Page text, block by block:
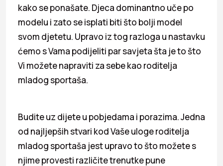
kako se ponašate. Djeca dominantno uče po
modelu i zato se isplati biti što bolji model
svom djetetu. Upravo iz tog razloga u nastavku
ćemo s Vama podijeliti par savjeta šta je to što
Vi možete napraviti za sebe kao roditelja
mladog sportaša.
Budite uz dijete u pobjedama i porazima. Jedna
od najljepših stvari kod Vaše uloge roditelja
mladog sportaša jest upravo to što možete s
njime provesti različite trenutke pune